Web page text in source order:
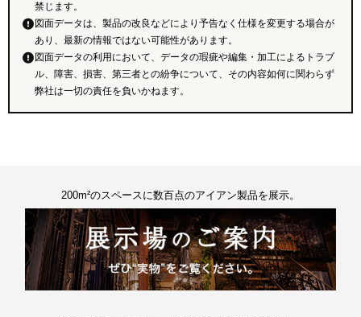
禁じます。
図面データは、製品の改良などにより予告なく仕様を変更する場合が
あり、最新の情報ではない可能性があります。
図面データの利用において、データの瑕疵や編集・加工によるトラブ
ル、障害、損害、第三者との紛争について、その内容如何に関わらず
弊社は一切の責任を負いかねます。
200m²のスペースに数百点のアイアン製品を展示。